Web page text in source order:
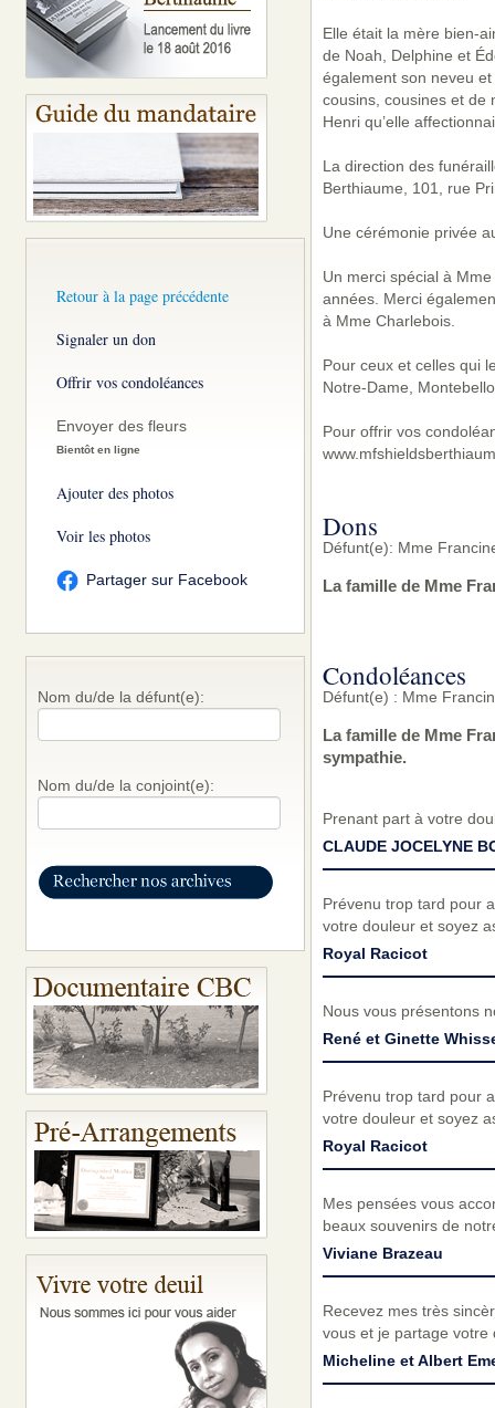
Retour à la page précédente
Signaler un don
Offrir vos condoléances
Envoyer des fleurs
Bientôt en ligne
Ajouter des photos
Voir les photos
Partager sur Facebook
Nom du/de la défunt(e):
Nom du/de la conjoint(e):
Elle était la mère bien-
de Noah, Delphine et
également son neveu
cousins, cousines et de
Henri qu’elle
La direction des
Berthiaume, 101, rue
Une cérémonie privée
Un merci spécial à
années. Merci
à Mme Charlebois.
Pour ceux et celles qui
Notre-Dame,
Pour offrir vos
Dons
Défunt(e): Mme
La famille de Mme
Condoléances
Défunt(e) : Mme
La famille de Mme
sympathie.
Prenant part à votre
CLAUDE JOCELYNE
Prévenu trop tard pour
votre douleur et soyez
Royal Racicot
Nous vous présentons
René et Ginette
Prévenu trop tard pour
votre douleur et soyez
Royal Racicot
Mes pensées vous
beaux souvenirs de
Viviane Brazeau
Recevez mes très
vous et je partage votre
Micheline et Albert